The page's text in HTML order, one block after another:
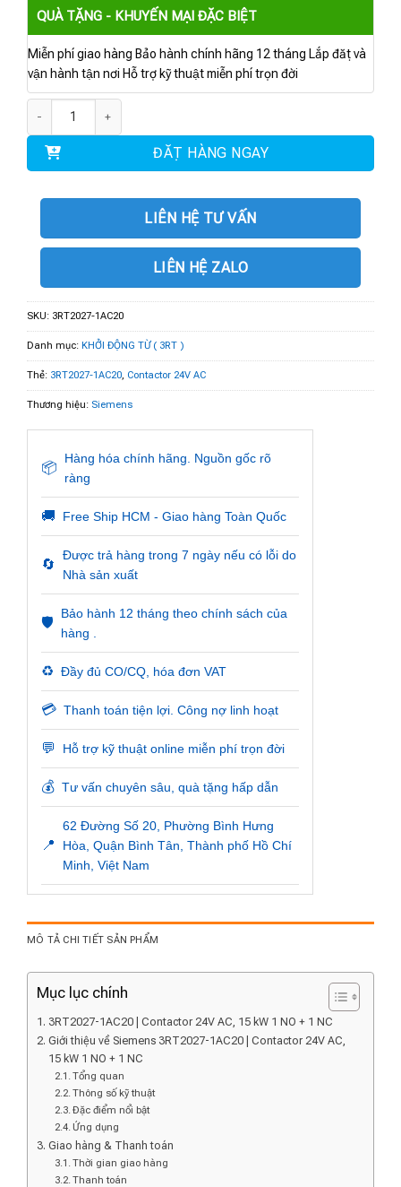
QUÀ TẶNG - KHUYẾN MẠI ĐẶC BIỆT
Miễn phí giao hàng Bảo hành chính hãng 12 tháng Lắp đặt và
vận hành tận nơi Hỗ trợ kỹ thuật miễn phí trọn đời
ĐẶT HÀNG NGAY
LIÊN HỆ TƯ VẤN
LIÊN HỆ ZALO
SKU: 3RT2027-1AC20
Danh mục: KHỞI ĐỘNG TỪ ( 3RT )
Thẻ: 3RT2027-1AC20, Contactor 24V AC
Thương hiệu: Siemens
📦
Hàng hóa chính hãng. Nguồn gốc rõ
ràng
🚚 Free Ship HCM - Giao hàng Toàn Quốc
🔄
Được trả hàng trong 7 ngày nếu có lỗi do
Nhà sản xuất
🛡️
Bảo hành 12 tháng theo chính sách của
hàng .
♻️ Đầy đủ CO/CQ, hóa đơn VAT
💳 Thanh toán tiện lợi. Công nợ linh hoạt
💬 Hỗ trợ kỹ thuật online miễn phí trọn đời
💰 Tư vấn chuyên sâu, quà tặng hấp dẫn
📍
62 Đường Số 20, Phường Bình Hưng
Hòa, Quận Bình Tân, Thành phố Hồ Chí
Minh, Việt Nam
MÔ TẢ CHI TIẾT SẢN PHẨM
Mục lục chính
3RT2027-1AC20 | Contactor 24V AC, 15 kW 1 NO + 1 NC
Giới thiệu về Siemens 3RT2027-1AC20 | Contactor 24V AC,
15 kW 1 NO + 1 NC
Tổng quan
Thông số kỹ thuật
Đặc điểm nổi bật
Ứng dụng
Giao hàng & Thanh toán
Thời gian giao hàng
Thanh toán